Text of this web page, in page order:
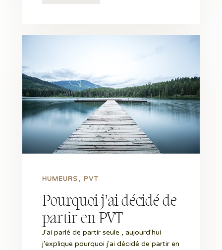
Pourquoi j’ai décidé de
partir en PVT
HUMEURS PVT
J'ai parlé de partir seule , aujourd'hui
j'explique pourquoi j'ai décidé de partir en